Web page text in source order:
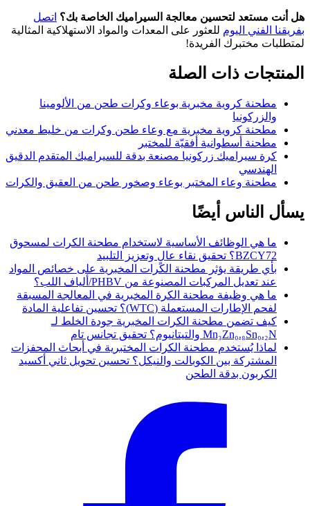
هل أنت مستعد لتحسين معالجة السيراميك الخاصة بك؟ اتصل
بفريقنا الفني اليوم للعثور على المعدات والمواد الاستهلاكية المثالية
لمتطلبات مختبرك الفريدة!
المنتجات ذات الصلة
مطحنة كروية مخبرية بوعاء وكرات طحن من الألومينا
والزركونيا
مطحنة كروية مخبرية مع وعاء طحن وكرات من خليط معدني
مطحنة أسطوانية أفقيّة للمختبر
كرة سيراميك زركونيا مصنعة بدقة للسيراميك المتقدم الدقيق
الهندسي
مطحنة وعاء المختبر بوعاء وصخور طحن من العقيق والكرات
يسأل الناس أيضًا
ما هي الوظائف الأساسية لاستخدام مطحنة الكرات لمسحوق
BZCY72؟ تحقيق نقاء عالٍ وتعزيز التلبيد
بأي طريقة يؤثر مطحنة الكرات المخبرية على خصائص المواد
عند تعديل المركبات المصنوعة من PHBV/ألياف اللب؟
ما هي وظيفة مطحنة الكرة المخبرية في المعالجة المسبقة
لفحم الإطارات المستعملة (WTC)؟ تحسين تفاعلية المادة
كيف تضمن مطحنة الكرات المخبرية جودة الخلط لـ
Mn₃Zn₀.₈Sn₀.₂N والتيتانيوم؟ تحقيق تجانس تام
لماذا يُستخدم مطحنة الكرات المختبرية في أبحاث المحفزات
المشتركة بين الكوبالت والنيكل؟ تحسين تحويل ثاني أكسيد
الكربون بدقة الطحن